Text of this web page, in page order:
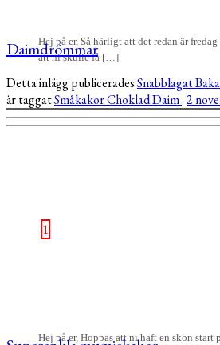
Hej på er, Så härligt att det redan är
att ni skulle få […]
Daimdrömmar
Detta inlägg publiceradesSnabblagatBaka
är taggatSmåkakorChokladDaim.2
1
Hej på er, Hoppas att ni haft en skön start